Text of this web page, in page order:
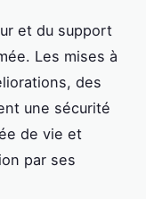
et du support
Les mises à
des
une sécurité
de vie et
par ses